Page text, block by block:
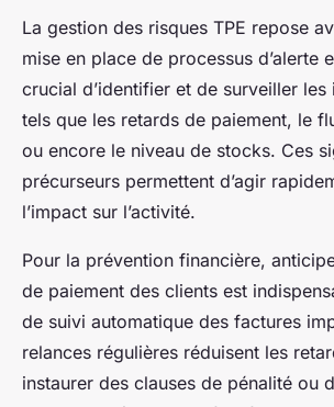
La gestion des risques TPE repose
mise en place de processus d’alerte
crucial d’identifier et de surveiller les
tels que les retards de paiement, le
ou encore le niveau de stocks. Ces
précurseurs permettent d’agir
l’impact sur l’activité.
Pour la prévention financière,
de paiement des clients est
de suivi automatique des factures
relances régulières réduisent les
instaurer des clauses de pénalité ou